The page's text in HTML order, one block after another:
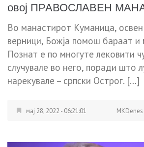
овој ПРАВОСЛАВЕН
Во манастирот Куманица,
верници, Божја помош бараат и
Познат е по многуте лековити
случувале во него, поради што
нарекувале – српски Острог. […]
мај 28, 2022 - 06:21:01 MKDenes